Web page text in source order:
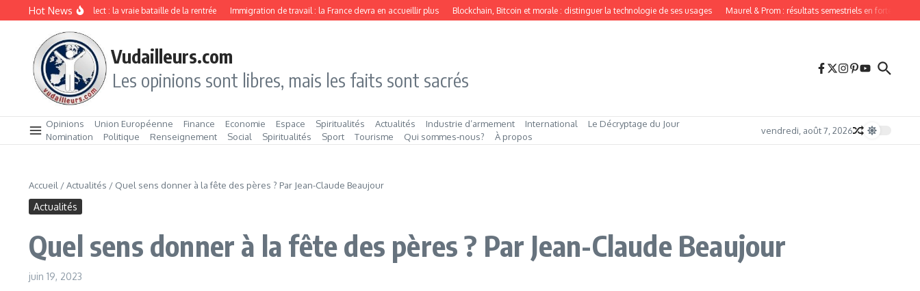
Aller au contenu
Hot News
Drive ou Click & Collect : la vraie bataille de la rentrée Immigration de travail : la France devra en accueillir plus Blockchain, Bitcoin et morale : distinguer la technologie de ses usages Maurel & Prom : résultats semestriels en forte hausse en
Vudailleurs.com
Les opinions sont libres, mais les faits sont sacrés
Opinions Union Européenne Finance Economie Espace Spiritualités Actualités Industrie d’armement International
Le Décryptage du Jour
Nomination
Politique Renseignement Social Spiritualités Sport Tourisme Qui sommes‑nous? À propos
vendredi, août 7, 2026
Accueil /Actualités / Quel sens donner à la fête des pères ? Par Jean-Claude Beaujour
Actualités
Quel sens donner à la fête des pères ? Par Jean-Claude Beaujour
juin 19, 2023